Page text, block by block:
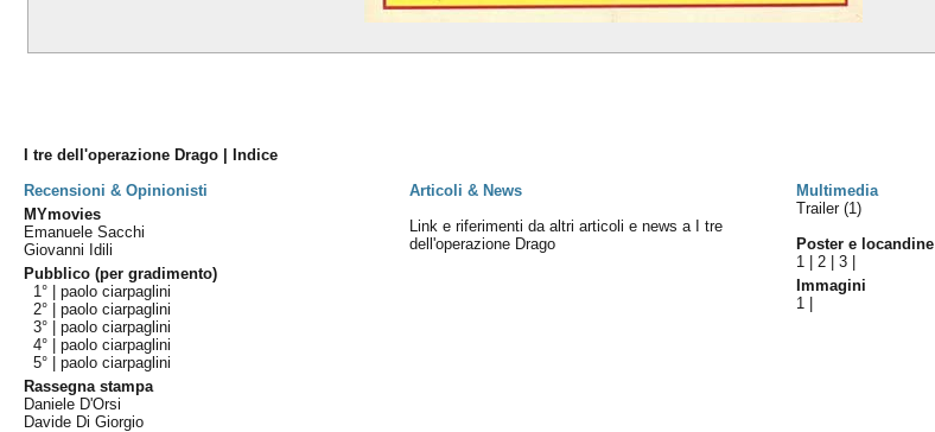
I tre dell'operazione Drago | Indice
Recensioni & Opinionisti
Articoli & News Multimedia
MYmovies
Emanuele Sacchi
Giovanni Idili
Pubblico (per gradimento)
1° |paolo ciarpaglini
2° |paolo ciarpaglini
3° |paolo ciarpaglini
4° |paolo ciarpaglini
5° |paolo ciarpaglini
Rassegna stampa
Daniele D'Orsi
Davide Di Giorgio
Link e riferimenti da altri articoli e news a I tre
dell'operazione Drago
Trailer (1)
Poster e locandine
1 |2 |3
Immagini
1